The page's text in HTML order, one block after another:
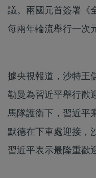
議。兩國元首簽署《
每兩年輪流舉行一次
據央視報道，沙特王
勒曼為習近平舉行歡
馬隊護衞下，習近平
默德在下車處迎接，
習近平表示最隆重歡